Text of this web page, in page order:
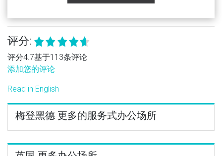
评分:
评分4.7基于113条评论
添加您的评论
Read in English
梅登黑德 更多的服务式办公场所